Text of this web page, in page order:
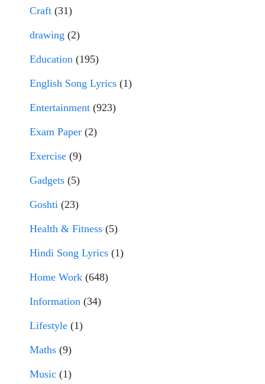
Craft (31)
drawing (2)
Education (195)
English Song Lyrics (1)
Entertainment (923)
Exam Paper (2)
Exercise (9)
Gadgets (5)
Goshti (23)
Health & Fitness (5)
Hindi Song Lyrics (1)
Home Work (648)
Information (34)
Lifestyle (1)
Maths (9)
Music (1)